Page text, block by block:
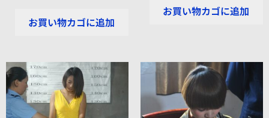
お買い物カゴに追加
お買い物カゴに追加